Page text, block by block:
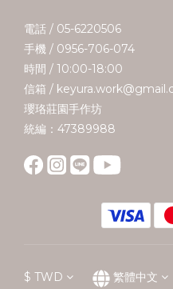
電話 / 05-6220506
手機 / 0956-706-074
時間 / 10:00-18:00
信箱 /
瓔珞莊園手作坊
統編：47389988
$ TWD 繁體中文